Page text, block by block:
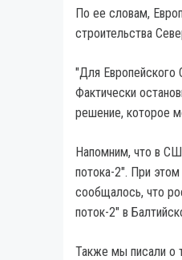
По ее словам,
строительства
"Для Европейского
Фактически
решение, которое
Напомним, что в
потока-2". При
сообщалось, что
поток-2" в
Также мы писали о